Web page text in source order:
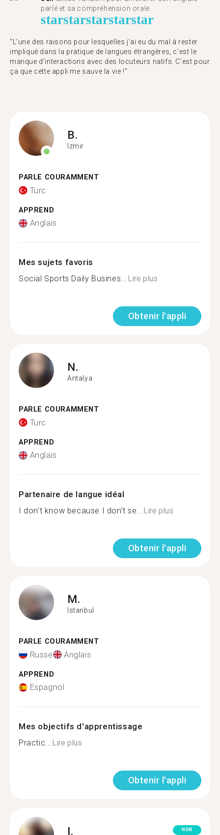
parlé et sa compréhension orale.
starstarstarstarstar
"L'une des raisons pour lesquelles j'ai eu du mal à rester
impliqué dans la pratique de langues étrangères, c'est le
manque d'interactions avec des locuteurs natifs. C'est pour
ça que cette appli me sauve la vie !"
B.
Izmir
PARLE COURAMMENT
Turc
APPREND
Anglais
Mes sujets favoris
Social Sports Daily Busines...Lire plus
Obtenir l'appli
N.
Antalya
PARLE COURAMMENT
Turc
APPREND
Anglais
Partenaire de langue idéal
I don’t know because I don’t se...Lire plus
Obtenir l'appli
M.
Istanbul
PARLE COURAMMENT
Russe Anglais
APPREND
Espagnol
Mes objectifs d'apprentissage
Practic...Lire plus
Obtenir l'appli
I. NEW